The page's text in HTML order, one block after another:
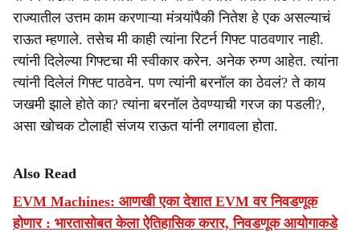
राज्यातील उत्तम काम करणाऱ्या मंत्र्यांपैकी नितेश हे एक असल्याचं
राऊत म्हणाले. तसेच मी काही त्यांना रिटर्न गिफ्ट पाठवणार नाही.
त्यांनी दिलेल्या गिफ्टचा मी स्वीकार करेन. अनेक रुग्ण आहेत. त्यांना
त्यांनी दिलेलं गिफ्ट पाठवेन. पण त्यांनी बरनॉल का ठेवलं? ते काय
जखमी झाले होते का? त्यांना बरनॉल ठेवण्याची गरज का पडली?,
असा खोचक टोलाही संजय राऊत यांनी लगावला होता.
Also Read
EVM Machines: आणखी एका देशात EVM वर निवडणूक
होणार : भारतासोबत केला ऐतिहासिक करार, निवडणूक आयोगाकडे